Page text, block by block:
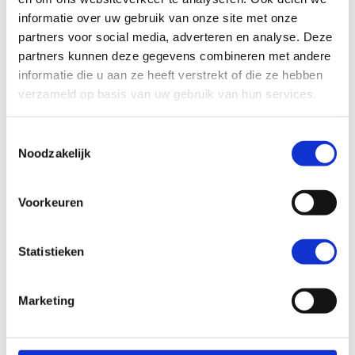
informatie over uw gebruik van onze site met onze
partners voor social media, adverteren en analyse. Deze
partners kunnen deze gegevens combineren met andere
informatie die u aan ze heeft verstrekt of die ze hebben
verzameld op basis van uw gebruik van hun services.
Noodzakelijk
Voorkeuren
Statistieken
Marketing
Blue Wonder Oven, Grill &
BBQ Reiniger
Blue Wonder Natuurlijke